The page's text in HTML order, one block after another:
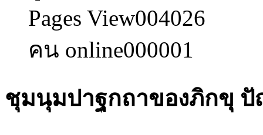
Pages View004026
คน online000001
ชุมนุมปาฐกถาของภิกขุ